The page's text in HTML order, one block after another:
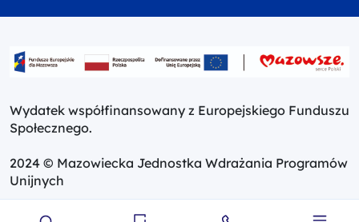
Wydatek współfinansowany z Europejskiego Funduszu
Społecznego.
2024 © Mazowiecka Jednostka Wdrażania Programów
Unijnych